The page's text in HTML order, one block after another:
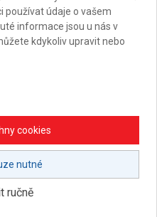
rezervou dostatečná pro
parapetního plechu před
zasunutí kapsy i
možnost dodatečného
s horní ležatou plochou
do ostění a umožňující
tkaninou pro
používat údaje o vašem
informace jsou u nás v
kdykoliv upravit nebo
cookies
nutné
ručně